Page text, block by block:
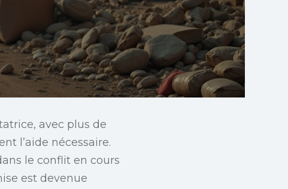
avec plus de
l’aide nécessaire.
le conflit en cours
est devenue